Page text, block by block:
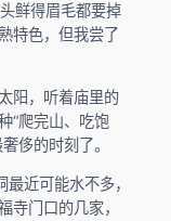
鲜得眉毛都要掉
特色，但我尝了
阳，听着庙里的
“爬完山、吃饱
侈的时刻了。
近可能水不多，
寺门口的几家，